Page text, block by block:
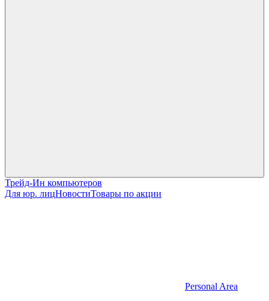
Трейд-Ин компьютеров
Для юр. лицНовостиТовары по акции
Personal Area